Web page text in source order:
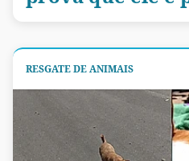
RESGATE DE ANIMAIS